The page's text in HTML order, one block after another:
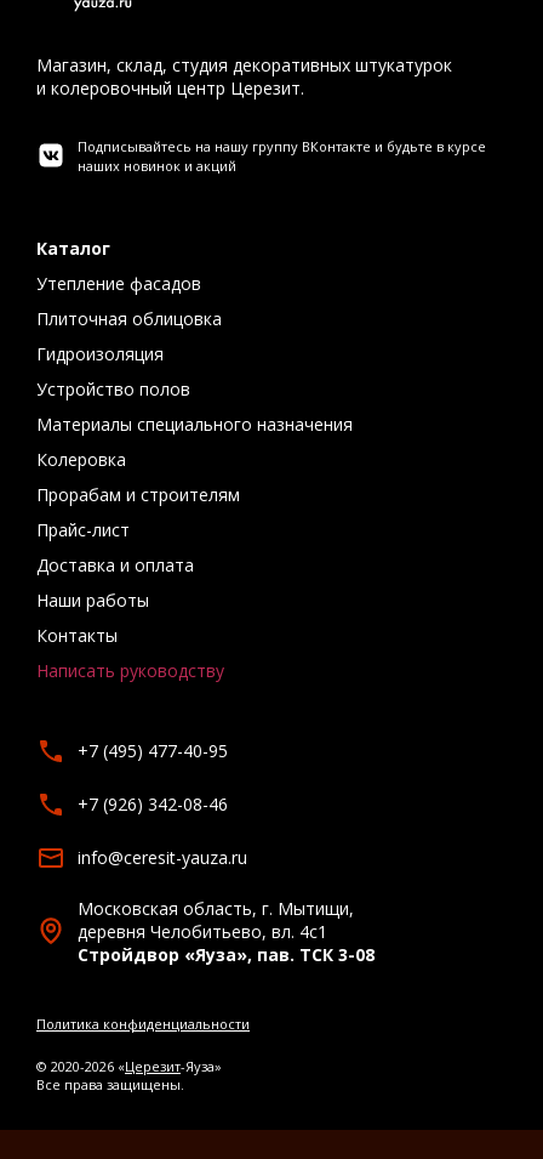
Магазин, склад, студия декоративных штукатурок
и колеровочный центр Церезит.
Подписывайтесь на нашу группу ВКонтакте и будьте в курсе
наших новинок и акций
Каталог
Утепление фасадов
Плиточная облицовка
Гидроизоляция
Устройство полов
Материалы специального назначения
Колеровка
Прорабам и строителям
Прайс-лист
Доставка и оплата
Наши работы
Контакты
Написать руководству
+7 (495) 477-40-95
+7 (926) 342-08-46
info@ceresit-yauza.ru
Московская область, г. Мытищи,
деревня Челобитьево, вл. 4с1
Стройдвор «Яуза», пав. ТСК 3-08
Политика конфиденциальности
© 2020-2026 «Церезит-Яуза»
Все права защищены.